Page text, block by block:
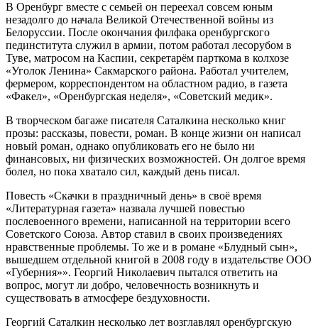
В Оренбург вместе с семьей он переехал совсем юным
незадолго до начала Великой Отечественной войны из
Белоруссии. После окончания филфака оренбургского
пединститута служил в армии, потом работал лесорубом в
Туве, матросом на Каспии, секретарём парткома в колхозе
«Уголок Ленина» Сакмарского района. Работал учителем,
фермером, корреспондентом на областном радио, в газета
«Факел», «Оренбургская неделя», «Советский медик».
В творческом багаже писателя Саталкина несколько книг
прозы: рассказы, повести, роман. В конце жизни он написал
новый роман, однако опубликовать его не было ни
финансовых, ни физических возможностей. Он долгое время
болел, но пока хватало сил, каждый день писал.
Повесть «Скачки в праздничный день» в своё время
«Литературная газета» назвала лучшей повестью
послевоенного времени, написанной на территории всего
Советского Союза. Автор ставил в своих произведениях
нравственные проблемы. То же и в романе «Блудный сын»,
вышедшем отдельной книгой в 2008 году в издательстве ООО
«Губерния»». Георгий Николаевич пытался ответить на
вопрос, могут ли добро, человечность возникнуть и
существовать в атмосфере бездуховности.
Георгий Саталкин несколько лет возглавлял оренбургскую